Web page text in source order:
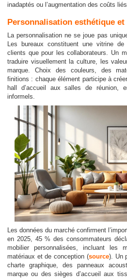
inadaptés ou l’augmentation des coûts
Personnalisation esthétique
La personnalisation ne se joue pas
Les bureaux constituent une vitrine de
clients que pour les collaborateurs. Un
traduire visuellement la culture, les
marque. Choix des couleurs, des
finitions : chaque élément participe à
hall d’accueil aux salles de réunion,
informels.
Les données du marché confirment
en 2025, 45 % des consommateurs
mobilier personnalisées, incluant les
matériaux et de conception (source). Un
charte graphique, des panneaux
marque ou des sièges d’accueil aux